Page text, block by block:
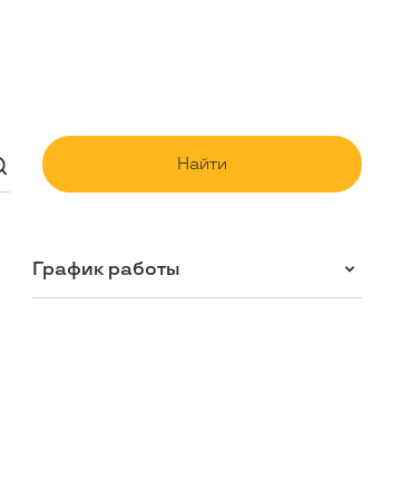
Найти
График работы